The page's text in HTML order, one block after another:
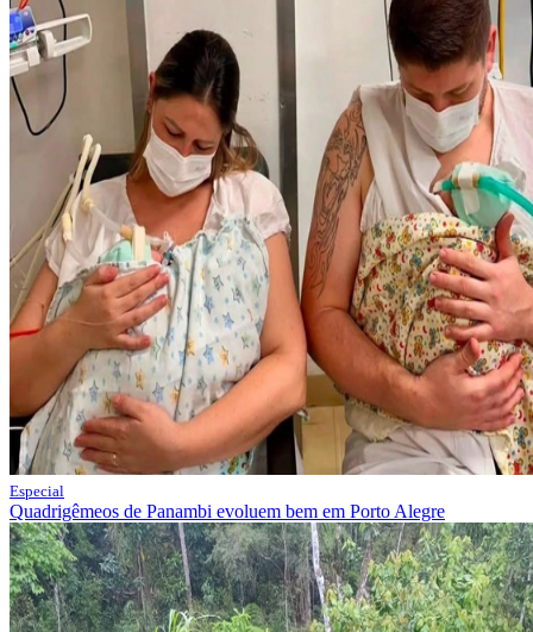
Especial
Quadrigêmeos de Panambi evoluem bem em Porto Alegre